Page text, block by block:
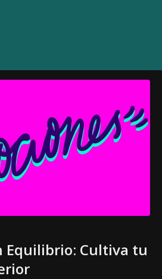
Equilibrio: Cultiva tu